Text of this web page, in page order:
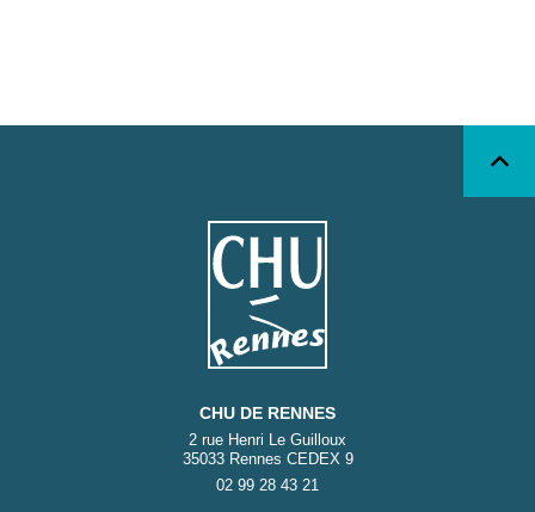
CHU DE RENNES
2 rue Henri Le Guilloux
35033 Rennes CEDEX 9
02 99 28 43 21